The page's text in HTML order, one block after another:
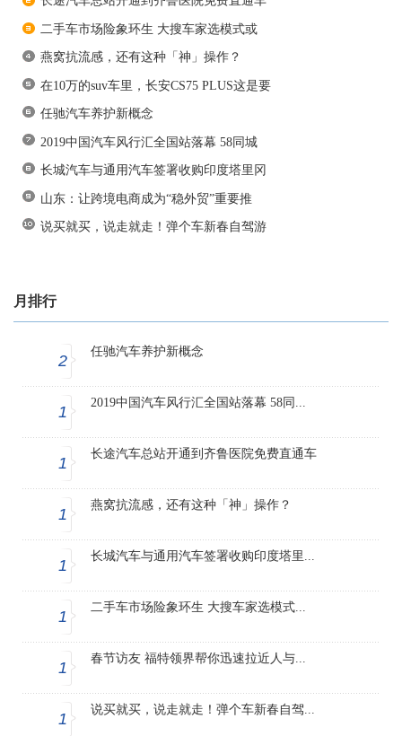
二手车市场险象环生 大搜车家选模式或
燕窝抗流感，还有这种「神」操作？
在10万的suv车里，长安CS75 PLUS这是要
任驰汽车养护新概念
2019中国汽车风行汇全国站落幕 58同城
长城汽车与通用汽车签署收购印度塔里冈
山东：让跨境电商成为“稳外贸”重要推
说买就买，说走就走！弹个车新春自驾游
月排行
2
任驰汽车养护新概念
1
2019中国汽车风行汇全国站落幕 58同...
1
长途汽车总站开通到齐鲁医院免费直通车
1
燕窝抗流感，还有这种「神」操作？
1
长城汽车与通用汽车签署收购印度塔里...
1
二手车市场险象环生 大搜车家选模式...
1
春节访友 福特领界帮你迅速拉近人与...
1
说买就买，说走就走！弹个车新春自驾...